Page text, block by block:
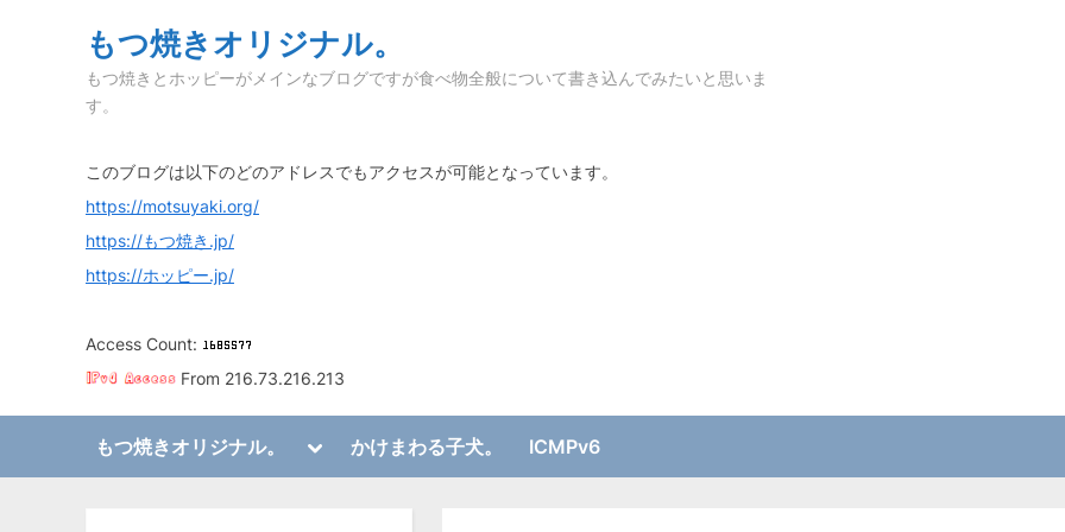
もつ焼きオリジナル。
もつ焼きとホッピーがメインなブログですが食べ物全般について書き込んでみたいと思いま
す。
このブログは以下のどのアドレスでもアクセスが可能となっています。
https://motsuyaki.org/
https://もつ焼き.jp/
https://ホッピー.jp/
Access Count:
From 216.73.216.213
もつ焼きオリジナル。
Toggle
menu
Toggle
かけまわる子犬。 ICMPv6